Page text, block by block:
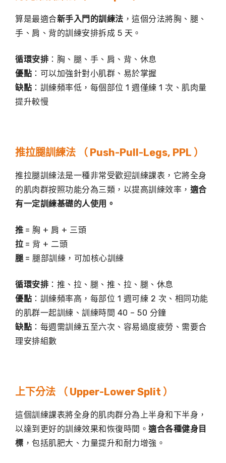
算是最適合新手入門的訓練法 ，這個分法將胸、腿、
手、肩、背的訓練安排拆成 5 天。
循環安排 ：胸、腿、手、肩、背、休息
優點 ：可以加強針對小肌群、易於掌握
缺點 ：訓練頻率低，每個部位 1 週僅練 1 次、肌肉量
提升較慢
推拉腿訓練法 （ Push-Pull-Legs, PPL ）
推拉腿訓練法是一種非常受歡迎訓練課表，它將全身
的肌肉群按照功能分為三類，以提高訓練效率， 適合
有一定訓練基礎的人使用。
推 = 胸 + 肩 + 三頭
拉 = 背 + 二頭
腿 = 腿部訓練，可加核心訓練
循環安排 ：推、拉、腿、推、拉、腿、休息
優點 ：訓練頻率高，每部位 1 週可練 2 次、相同功能
的肌群一起訓練、訓練時間 40 – 50 分鐘
缺點 ：每週需訓練五至六次、容易過度疲勞、需要合
理安排組數
上下分法 （ Upper-Lower Split ）
這個訓練課表將全身的肌肉群分為上半身和下半身，
以達到更好的訓練效果和恢復時間。 適合各種健身目
標 ，包括肌肥大、力量提升和耐力增強。